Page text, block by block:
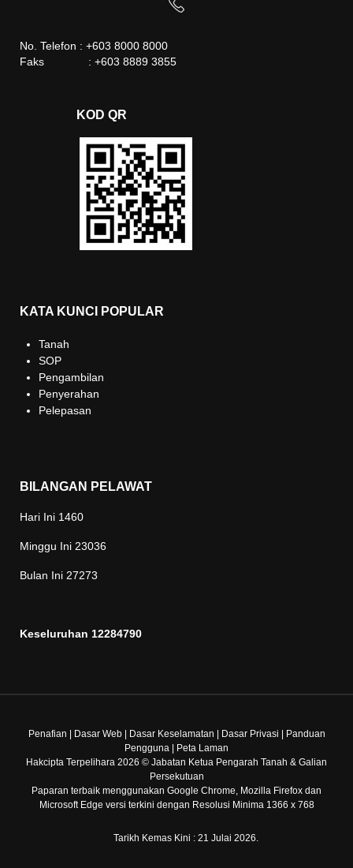
No. Telefon : +603 8000 8000
Faks : +603 8889 3855
KOD QR
KATA KUNCI POPULAR
Tanah
SOP
Pengambilan
Penyerahan
Pelepasan
BILANGAN PELAWAT
Hari Ini 1460
Minggu Ini 23036
Bulan Ini 27273
Keseluruhan 12284790
Penafian Dasar Web| Dasar Keselamatan Dasar Privasi
Panduan
Pengguna
Peta Laman
Hakcipta Terpelihara 2026 © Jabatan Ketua Pengarah Tanah & Galian
Persekutuan
Paparan terbaik menggunakan Google Chrome, Mozilla Firefox dan
Microsoft Edge versi terkini dengan Resolusi Minima 1366 x 768
Tarikh Kemas Kini : 21 Julai 2026.